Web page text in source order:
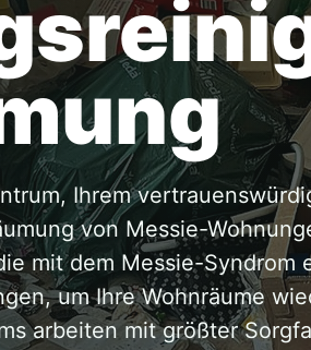
Ihrem
von Messie-
mit dem Messie-Syndrom
um Ihre Wohnräume
arbeiten mit größter